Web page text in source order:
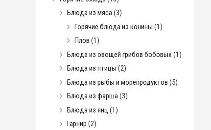
Блюда из мяса(3)
Горячие блюда из конины (1)
Плов (1)
Блюда из овощей грибов бобовых (1)
Блюда из птицы (2)
Блюда из рыбы и морепродуктов (5)
Блюда из фарша(3)
Блюда из яиц (1)
Гарнир (2)